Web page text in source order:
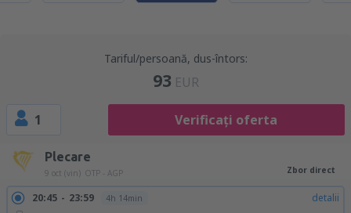
Tariful/persoană, dus-întors:
93 EUR
1 Verificați oferta
Plecare
9 oct (vin) OTP - AGP Zbor direct
20:45 23:59 4h 14min detalii